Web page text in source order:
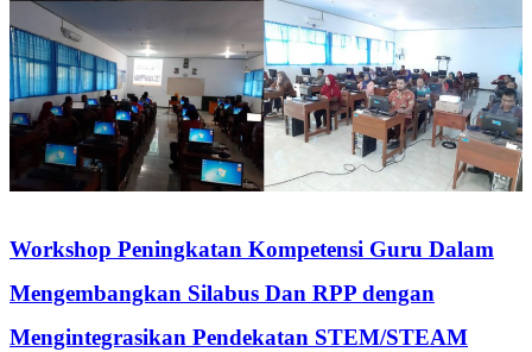
Workshop Peningkatan Kompetensi Guru Dalam
Mengembangkan Silabus Dan RPP dengan
Mengintegrasikan Pendekatan STEM/STEAM